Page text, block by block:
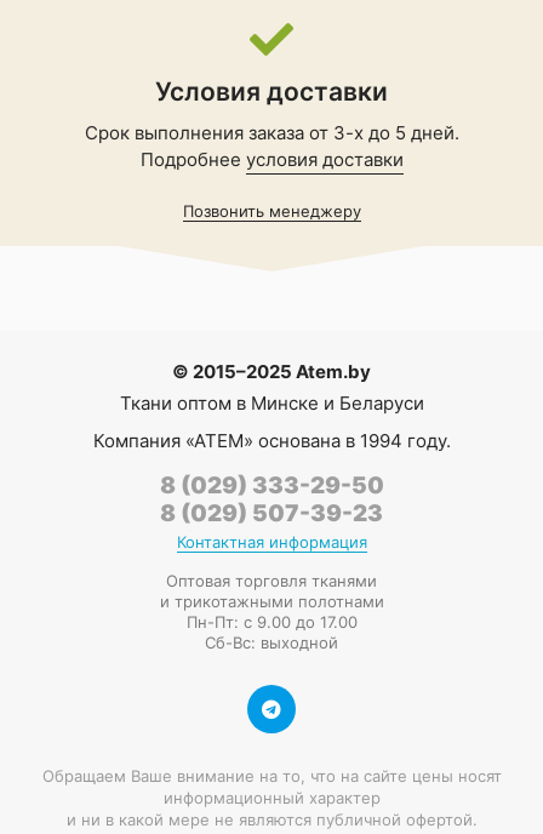
Условия доставки
Срок выполнения заказа от 3-х до 5 дней.
Подробнее условия доставки
Позвонить менеджеру
© 2015–2025 Atem.by
Ткани оптом в Минске и Беларуси
Компания «АТЕМ» основана в 1994 году.
8 (029) 333-29-50
8 (029) 507-39-23
Контактная информация
Оптовая торговля тканями
и трикотажными полотнами
Пн-Пт: с 9.00 до 17.00
Сб-Вс: выходной
Обращаем Ваше внимание на то, что на сайте цены носят
информационный характер
и ни в какой мере не являются публичной офертой.